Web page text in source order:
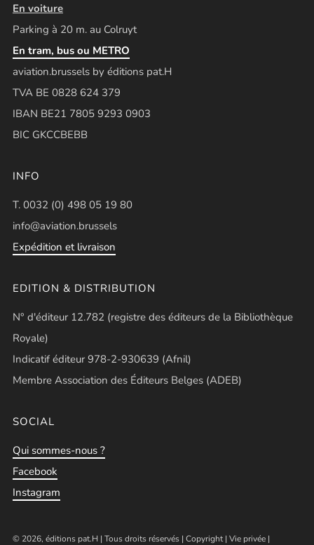
En voiture
Parking à 20 m. au Colruyt
En tram, bus ou METRO
aviation.brussels by éditions pat.H
TVA BE 0828 624 379
IBAN BE21 7805 9293 0903
BIC GKCCBEBB
INFO
T. 0032 (0) 498 05 19 80
info@aviation.brussels
Expédition et livraison
EDITION & DISTRIBUTION
N° d'éditeur 12.782 (registre des éditeurs de la Bibliothèque
Royale)
Indicatif éditeur 978-2-930639 (Afnil)
Membre Association des Éditeurs Belges (ADEB)
SOCIAL
Qui sommes-nous ?
Facebook
Instagram
© 2026, éditions pat.H | Tous droits réservés | Copyright| Vie privée |